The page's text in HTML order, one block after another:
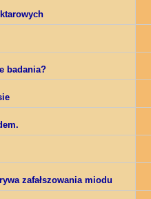
badania?
zafałszowania miodu